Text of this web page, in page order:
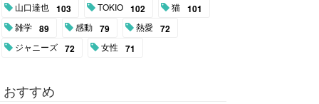
山口達也 103 TOKIO 102 猫 101
雑学 89 感動 79 熱愛 72
ジャニーズ 72 女性 71
おすすめ